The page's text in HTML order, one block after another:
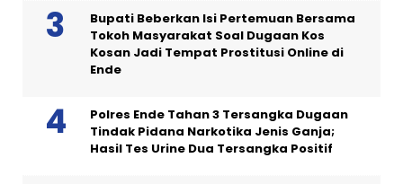
Bupati Beberkan Isi Pertemuan Bersama
Tokoh Masyarakat Soal Dugaan Kos
Kosan Jadi Tempat Prostitusi Online di
Ende
Polres Ende Tahan 3 Tersangka Dugaan
Tindak Pidana Narkotika Jenis Ganja;
Hasil Tes Urine Dua Tersangka Positif